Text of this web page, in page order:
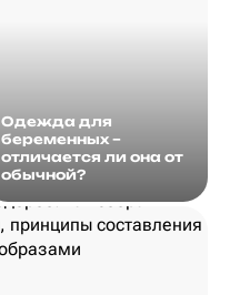
Одежда для
беременных –
отличается ли она от
обычной?